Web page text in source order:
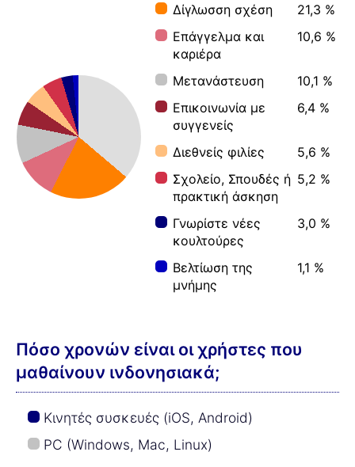
Δίγλωσση σχέση
21,3 %
Επάγγελμα και
καριέρα
10,6 %
Μετανάστευση
10,1 %
Επικοινωνία με
συγγενείς
6,4 %
Διεθνείς φιλίες
5,6 %
Σχολείο, Σπουδές ή
πρακτική άσκηση
5,2 %
Γνωρίστε νέες
κουλτούρες
3,0 %
Βελτίωση της
μνήμης
1,1 %
Πόσο χρονών είναι οι χρήστες που
μαθαίνουν ινδονησιακά;
Κινητές συσκευές (iOS, Android)
PC (Windows, Mac, Linux)